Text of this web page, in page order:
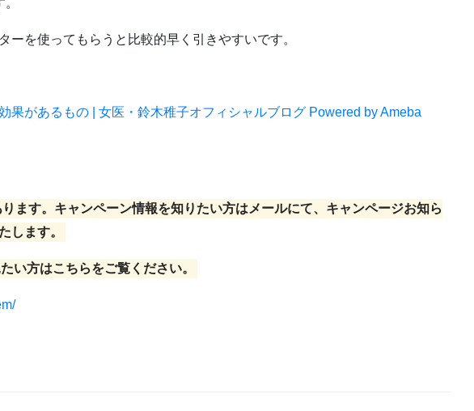
ーを使ってもらうと比較的早く引きやすいです。
果があるもの | 女医・鈴木稚子オフィシャルブログ Powered by Ameba
ます。キャンペーン情報を知りたい方はメールにて、キャンページお知ら
します。
い方はこちらをご覧ください。